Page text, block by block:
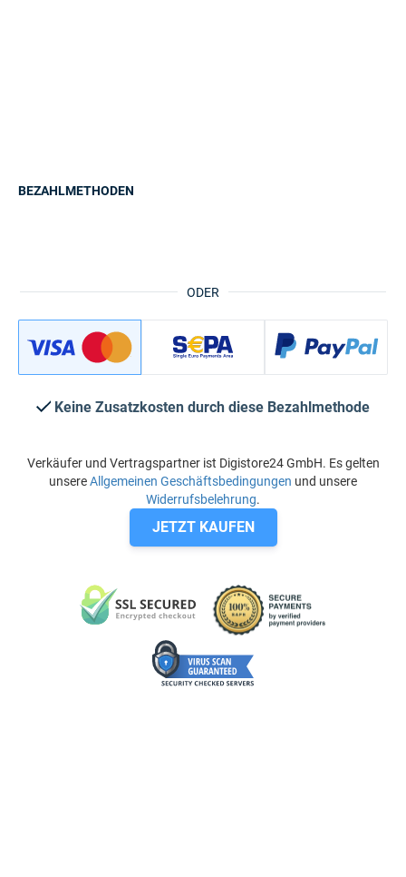
ODER
BEZAHLMETHODEN
Keine Zusatzkosten durch diese Bezahlmethode
Verkäufer und Vertragspartner ist Digistore24 GmbH. Es gelten
unsereAllgemeinen Geschäftsbedingungen und unsere
Widerrufsbelehrung.
JETZT KAUFEN